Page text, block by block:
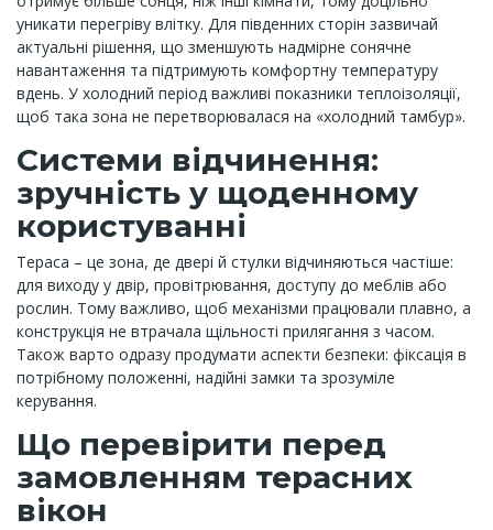
уникати перегріву влітку. Для південних сторін зазвичай
актуальні рішення, що зменшують надмірне сонячне
навантаження та підтримують комфортну температуру
вдень. У холодний період важливі показники теплоізоляції,
щоб така зона не перетворювалася на «холодний тамбур».
Системи відчинення:
зручність у щоденному
користуванні
Тераса – це зона, де двері й стулки відчиняються частіше:
для виходу у двір, провітрювання, доступу до меблів або
рослин. Тому важливо, щоб механізми працювали плавно, а
конструкція не втрачала щільності прилягання з часом.
Також варто одразу продумати аспекти безпеки: фіксація в
потрібному положенні, надійні замки та зрозуміле
керування.
Що перевірити перед
замовленням терасних
вікон